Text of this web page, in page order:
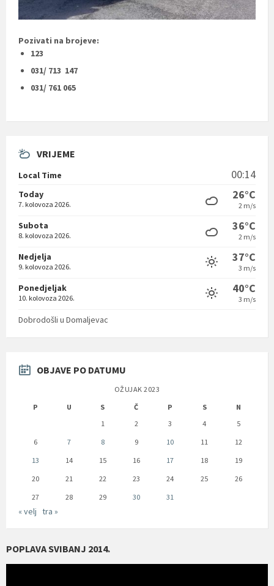
Pozivati na brojeve:
123
031/ 713 147
031/ 761 065
VRIJEME
Local Time 00:14
Today
7. kolovoza 2026.
26°C
2 m/s
Subota
8. kolovoza 2026.
36°C
2 m/s
Nedjelja
9. kolovoza 2026.
37°C
3 m/s
Ponedjeljak
10. kolovoza 2026.
40°C
3 m/s
Dobrodošli u Domaljevac
OBJAVE PO DATUMU
OŽUJAK 2023
P
U S Č P S
N
1
2 3 4
5
6
7 8 9 10 11
12
13
14 15 16 17 18
19
20
21 22 23 24 25
26
27
28 29 30 31
« velj tra »
POPLAVA SVIBANJ 2014.